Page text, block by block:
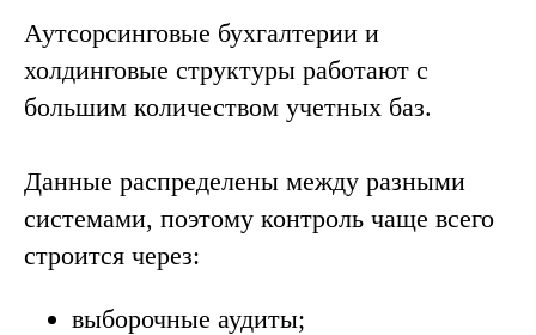
Аутсорсинговые бухгалтерии и
холдинговые структуры работают с
большим количеством учетных баз.
Данные распределены между разными
системами, поэтому контроль чаще всего
строится через:
выборочные аудиты;